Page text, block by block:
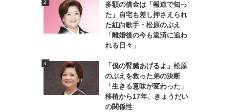
多額の借金は「報道で知っ
た」自宅も差し押さえられ
た紅白歌手・松原のぶえ
「離婚後の今も返済に追わ
れる日々」
「僕の腎臓あげるよ」松原
のぶえを救った弟の決断
「生きる意味が変わった」
移植から17年、きょうだい
の関係性